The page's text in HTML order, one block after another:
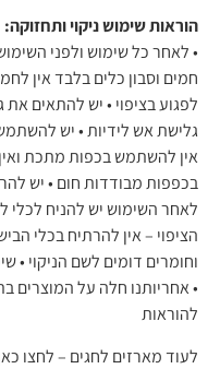
הוראות שימוש ניקוי ותחזוקה:
• לאחר כל שימוש ולפני
חמים וסבון כלים בלבד אין
לפגוע בציפוי • יש להתאים
גלישת אש לידיות • יש להשתמש
אין להשתמש בכפות מתכת
בכפפות מבודדות חום • יש
לאחר השימוש יש להניח לכלי
הציפוי – אין להרתיח בכלי
וחומרים דומים לשם הניקוי •
• אחריותנו חלה על המוצרים
להוראות
לעוד מארזים לחגים – לחצו